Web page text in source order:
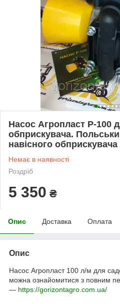
Насос Агропласт Р-100
обприскувача.
навісного обприскувача
Немає в наявності
Роздріб
5 350 ₴
Опис Доставка Оплата
Опис
Насос Агропласт 100 л/м для
можна ознайомитися з повним
— https://gorizontagro.com.ua/